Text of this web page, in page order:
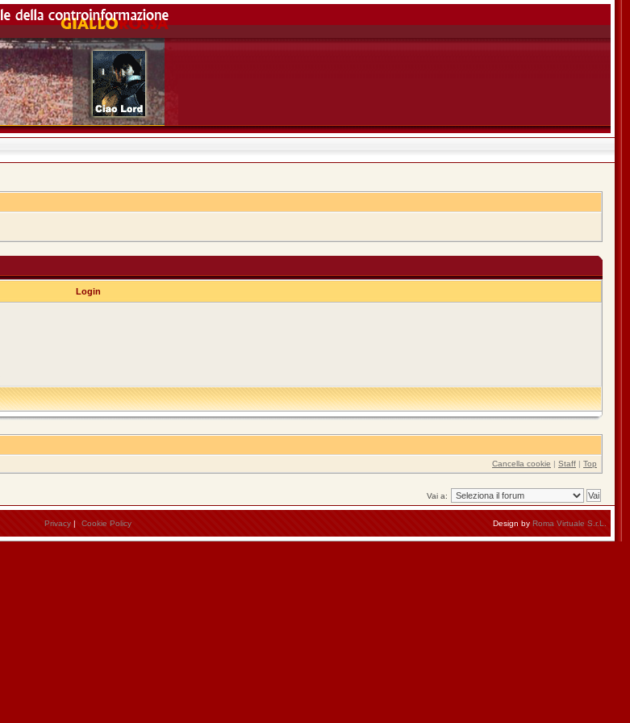
Login
Cancella cookie | Staff | Top
Vai a:
Privacy | Cookie Policy Design by Roma Virtuale S.r.L.